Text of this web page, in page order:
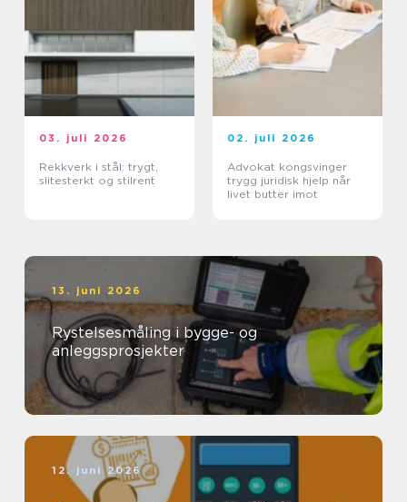
03. juli 2026
Rekkverk i stål: trygt,
slitesterkt og stilrent
02. juli 2026
Advokat kongsvinger
trygg juridisk hjelp når
livet butter imot
13. juni 2026
Rystelsesmåling i bygge- og
anleggsprosjekter
12. juni 2026